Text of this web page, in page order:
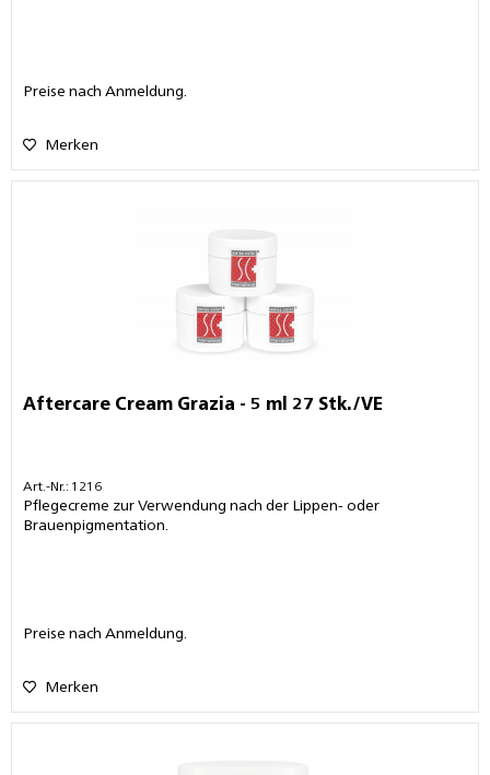
Preise nach Anmeldung.
Merken
Aftercare Cream Grazia - 5 ml 27 Stk./VE
Art.-Nr.: 1216
Pflegecreme zur Verwendung nach der Lippen- oder
Brauenpigmentation.
Preise nach Anmeldung.
Merken